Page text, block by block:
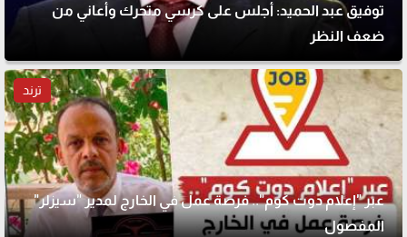
توفيق عبد الحميد: أجلس على كرسي متحرك وأعاني من
ضعف النظر
ترند
عبر "إعلام دوت كوم".. فرصة عمل في الخارج لمدير "سيزلر"
المفصول